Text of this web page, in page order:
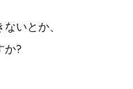
いとか、
か?